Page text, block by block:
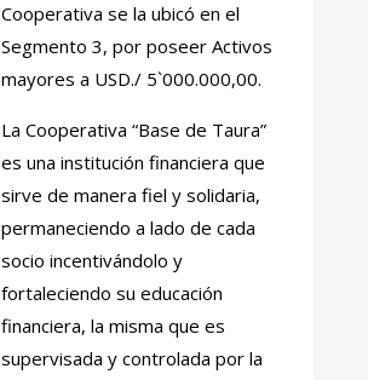
Cooperativa se la ubicó en el
Segmento 3, por poseer Activos
mayores a USD./ 5`000.000,00.
La Cooperativa “Base de Taura”
es una institución financiera que
sirve de manera fiel y solidaria,
permaneciendo a lado de cada
socio incentivándolo y
fortaleciendo su educación
financiera, la misma que es
supervisada y controlada por la